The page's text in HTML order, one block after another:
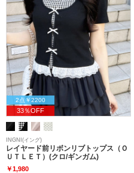
2点￥2200
33％OFF
INGNI(イング)
レイヤード前リボンリブトップス（Ｏ
ＵＴＬＥＴ）(クロ/ギンガム)
￥1,980